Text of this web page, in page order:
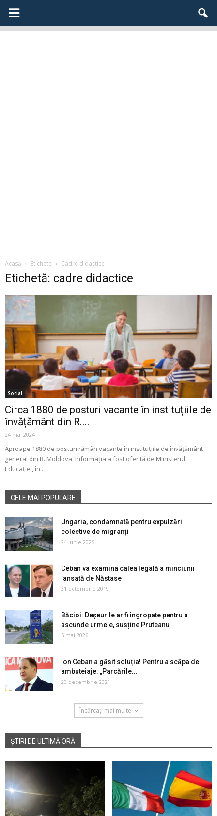
Acasă Etichete Cadre didactice
Etichetă: cadre didactice
Social
Circa 1880 de posturi vacante în instituțiile de
învățământ din R....
24 mai 2024
Aproape 1880 de posturi rămân vacante în instituțiile de învățământ
general din R. Moldova. Informația a fost oferită de Ministerul
Educației, în...
CELE MAI POPULARE
Ungaria, condamnată pentru expulzări
colective de migranți
24 iunie 2025
Ceban va examina calea legală a minciunii
lansată de Năstase
31 octombrie 2019
Băcioi: Deșeurile ar fi îngropate pentru a
ascunde urmele, susține Pruteanu
5 mai 2026
Ion Ceban a găsit soluția! Pentru a scăpa de
ambuteiaje: „Parcările...
20 decembrie 2021
Încărcați mai multe
ȘTIRI DE ULTIMĂ ORĂ